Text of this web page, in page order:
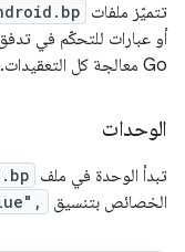
تتميّز ملفات
أو عبارات للتحكّم في تدفق
Go معالجة كل التعقيدات.
الوحدات
تبدأ الوحدة في ملف
الخصائص بتنسيق